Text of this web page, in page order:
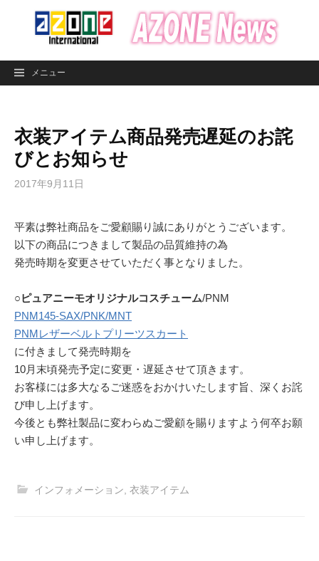
ン
メニュー
衣装アイテム商品発売遅延のお詫
びとお知らせ
2017年9月11日
平素は弊社商品をご愛顧賜り誠にありがとうございます。
以下の商品につきまして製品の品質維持の為
発売時期を変更させていただく事となりました。
○ピュアニーモオリジナルコスチューム/PNM
PNM145-SAX/PNK/MNT
PNMレザーベルトプリーツスカート
に付きまして発売時期を
10月末頃発売予定に変更・遅延させて頂きます。
お客様には多大なるご迷惑をおかけいたします旨、深くお詫
び申し上げます。
今後とも弊社製品に変わらぬご愛顧を賜りますよう何卒お願
い申し上げます。
インフォメーション 衣装アイテム